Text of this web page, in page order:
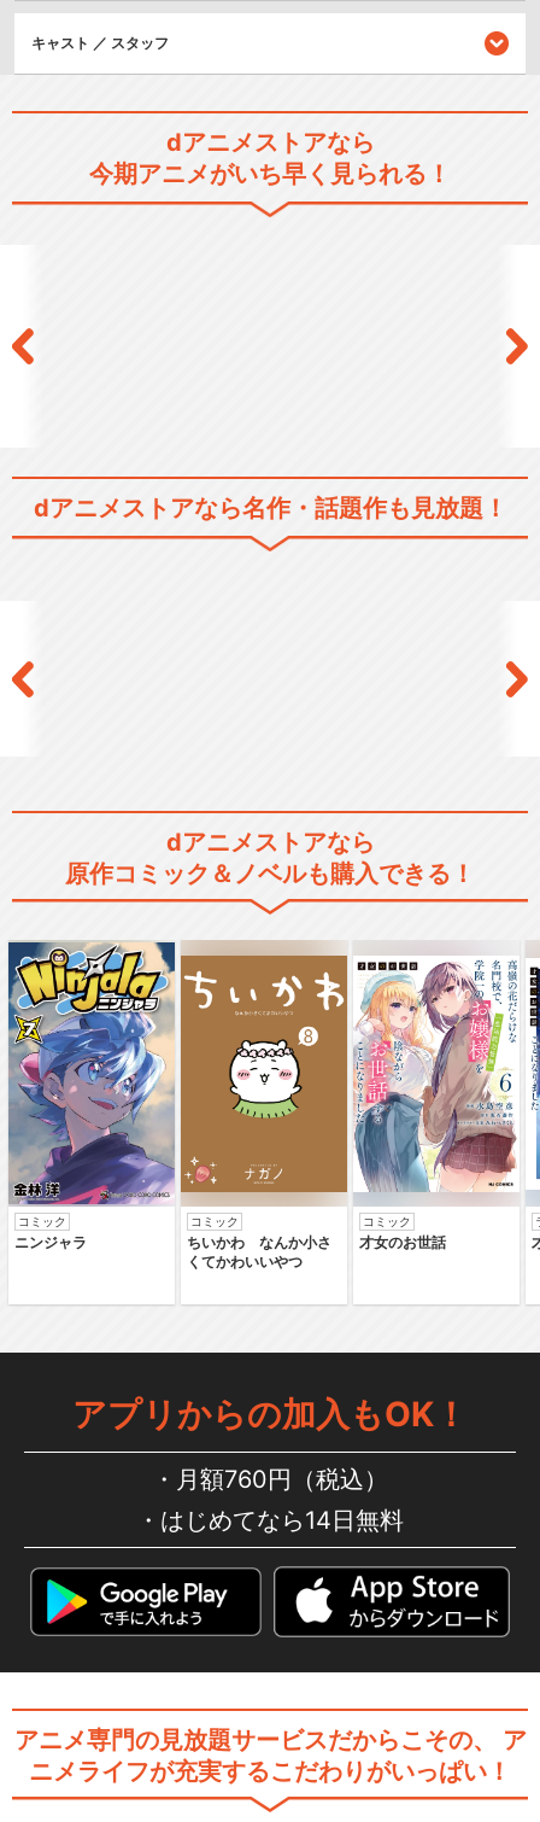
キャスト ／ スタッフ
dアニメストアなら
今期アニメがいち早く見られる！
dアニメストアなら名作・話題作も見放題！
dアニメストアなら
原作コミック＆ノベルも購入できる！
コミック
ニンジャラ
コミック
ちいかわ なんか小さ
くてかわいいやつ
コミック
才女のお世話
アプリからの加入もOK！
月額760円（税込）
はじめてなら14日無料
アニメ専門の見放題サービスだからこその、
ア
ニメライフが充実するこだわりがいっぱい！